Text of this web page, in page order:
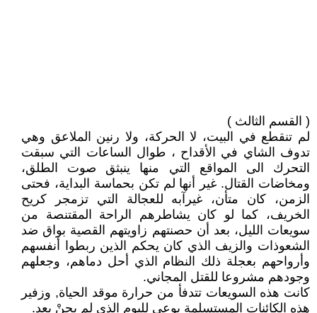
( القسم الثالث )
لم تنقطع في البيت، لا الحركة، ولا رنين الملاعق وهي
تدوف الشاي في الأقداح ، طوال الساعات التي سبقت
التحرك الى المواقع التي منها ينبثق صوت الطلق،
ومخاضات القتال. غير أنها لم تكن بحماسة البداية، فحتى
الزمن، كان متأن، غيرآبه للعجالة التي تزمجر كريح
الخريف، كما لو كان يشاطرهم الراحة المقتنصة من
سويعات الليل، بعد أن حصنتهم زاويتهم القصية بواق ضد
الشعوذات والزيف الذي كان يحكم الذين ربطوا أنفسهم
وأرواحهم بعجلة ذلك النظام الذي أحل دماهم، وجعلهم
وجودهم مشروعا للقتل المجاني.
كانت هذه السويعات تتدفأ من حرارة موقد الحياة, وزفير
هذه الكائنات المستسلمة بوعي لليوم الذي لم يحنْ بعد.